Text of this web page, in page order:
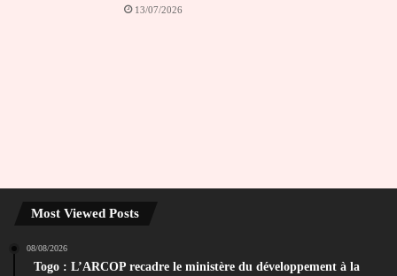
13/07/2026
Most Viewed Posts
08/08/2026
Togo : L’ARCOP recadre le ministère du développement à la